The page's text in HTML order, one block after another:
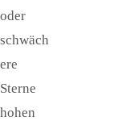
oder
schwäch
ere
Sterne
hohen